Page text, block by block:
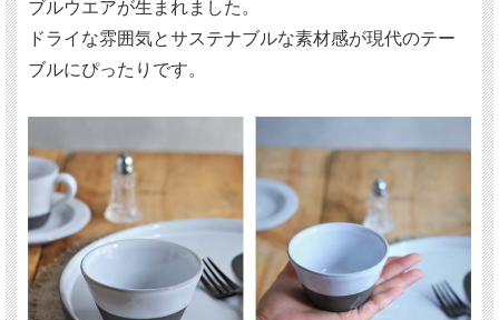
ブルウエアが生まれました。
ドライな雰囲気とサステナブルな素材感が現代のテー
ブルにぴったりです。